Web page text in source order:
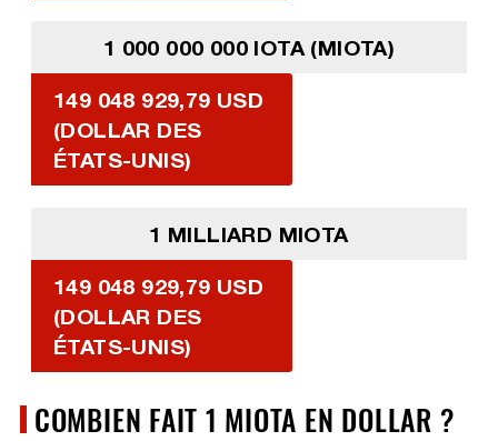
1 000 000 000 IOTA (MIOTA)
149 048 929,79 USD
(DOLLAR DES
ÉTATS-UNIS)
1 MILLIARD MIOTA
149 048 929,79 USD
(DOLLAR DES
ÉTATS-UNIS)
COMBIEN FAIT 1 MIOTA EN DOLLAR ?